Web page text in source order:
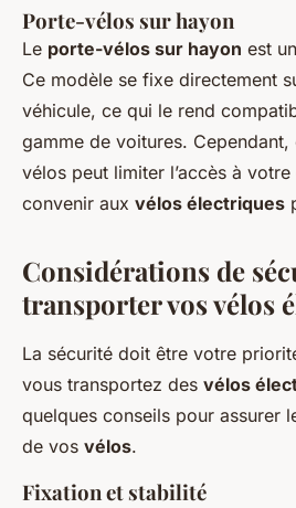
Porte-vélos sur hayon
Le porte-vélos sur hayon est
Ce modèle se fixe directement
véhicule, ce qui le rend
gamme de voitures.
vélos peut limiter l’accès à votre
convenir aux vélos électriques
Considérations de
transporter vos vélos
La sécurité doit être votre
vous transportez des vélos
quelques conseils pour assurer
de vos vélos.
Fixation et stabilité